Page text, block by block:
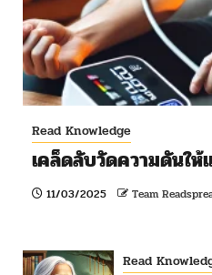
Read Knowledge
เคล็ดลับวัดความดันให้
11/03/2025 Team
Read